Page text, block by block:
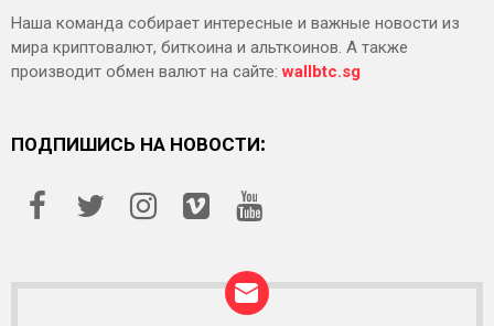
Наша команда собирает интересные и важные новости из
мира криптовалют, биткоина и альткоинов. А также
производит обмен валют на сайте:wallbtc.sg
ПОДПИШИСЬ НА НОВОСТИ: